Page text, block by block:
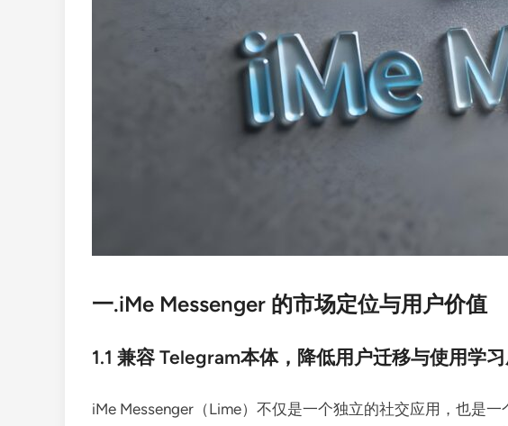
一.iMe Messenger 的市场定位与用户价值
1.1 兼容 Telegram本体，降低用户迁移与使用学
iMe Messenger（Lime）不仅是一个独立的社交应用，也是一